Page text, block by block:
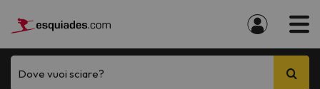
Dove vuoi sciare?